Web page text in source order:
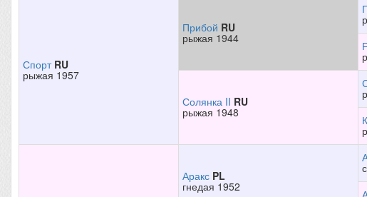
Спорт RU
рыжая 1957
Прибой RU
рыжая 1944
Солянка II RU
рыжая 1948
Аракс PL
гнедая 1952